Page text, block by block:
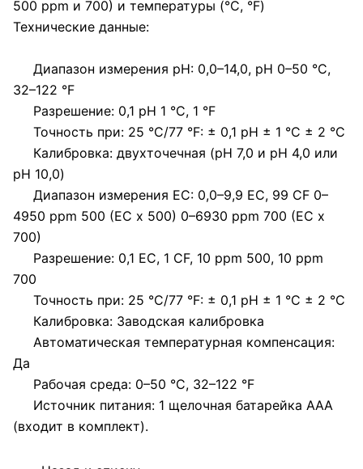
500 ppm и 700) и температуры (°C, °F)
Технические данные:
Диапазон измерения pH: 0,0–14,0, pH 0–50 °C,
32–122 °F
Разрешение: 0,1 pH 1 °C, 1 °F
Точность при: 25 °C/77 °F: ± 0,1 pH ± 1 °C ± 2 °C
Калибровка: двухточечная (pH 7,0 и pH 4,0 или
pH 10,0)
Диапазон измерения EC: 0,0–9,9 EC, 99 CF 0–
4950 ppm 500 (EC x 500) 0–6930 ppm 700 (EC x
700)
Разрешение: 0,1 EC, 1 CF, 10 ppm 500, 10 ppm
700
Точность при: 25 °C/77 °F: ± 0,1 pH ± 1 °C ± 2 °C
Калибровка: Заводская калибровка
Автоматическая температурная компенсация:
Да
Рабочая среда: 0–50 °C, 32–122 °F
Источник питания: 1 щелочная батарейка ААА
(входит в комплект).